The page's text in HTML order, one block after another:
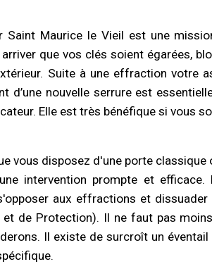
Saint Maurice le Vieil est une
que vos clés soient égarées,
Suite à une effraction votre
d’une nouvelle serrure est
Elle est très bénéfique si vous
vous disposez d'une porte
intervention prompte et
aux effractions et
de Protection). Il ne faut pas
Il existe de surcroît un